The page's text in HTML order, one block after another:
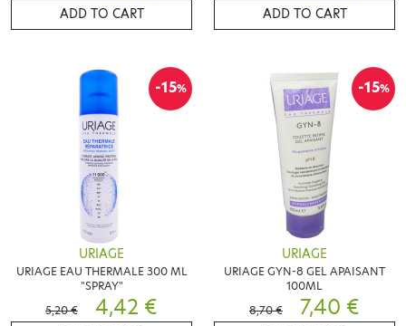
ADD TO CART ADD TO CART
-15%
URIAGE
URIAGE EAU THERMALE 300 ML
"SPRAY"
5,20 €
4,42 €
-15%
URIAGE
URIAGE GYN-8 GEL APAISANT
100ML
8,70 €
7,40 €